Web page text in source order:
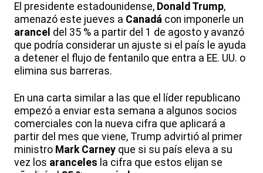
El presidente estadounidense, Donald Trump,
amenazó este jueves a Canadá con imponerle un
arancel del 35 % a partir del 1 de agosto y avanzó
que podría considerar un ajuste si el país le ayuda
a detener el flujo de fentanilo que entra a EE. UU. o
elimina sus barreras.
En una carta similar a las que el líder republicano
empezó a enviar esta semana a algunos socios
comerciales con la nueva cifra que aplicará a
partir del mes que viene, Trump advirtió al primer
ministro Mark Carney que si su país eleva a su
vez los aranceles la cifra que estos elijan se